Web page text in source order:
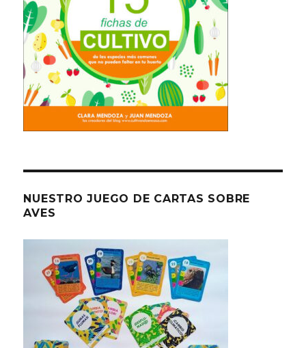
NUESTRO JUEGO DE CARTAS SOBRE
AVES